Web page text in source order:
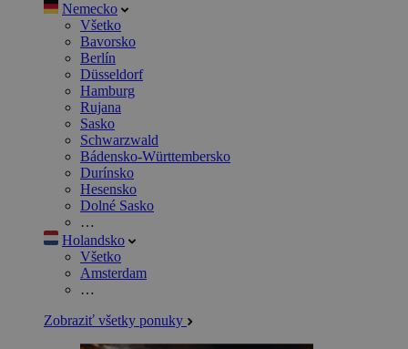
Nemecko
Všetko
Bavorsko
Berlín
Düsseldorf
Hamburg
Rujana
Sasko
Schwarzwald
Bádensko-Württembersko
Durínsko
Hesensko
Dolné Sasko
…
Holandsko
Všetko
Amsterdam
…
Zobraziť všetky ponuky